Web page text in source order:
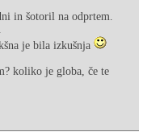
in šotoril na odprtem.
je bila izkušnja
koliko je globa, če te